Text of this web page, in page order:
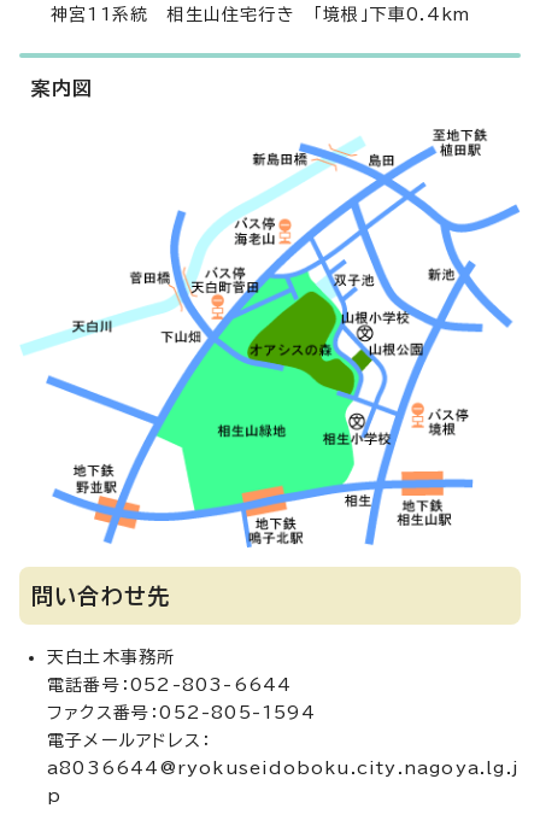
神宮11系統 相生山住宅行き 「境根」下車0.4km
案内図
問い合わせ先
天白土木事務所
電話番号：052-803-6644
ファクス番号：052-805-1594
電子メールアドレス：
a8036644@ryokuseidoboku.city.nagoya.lg.j
p